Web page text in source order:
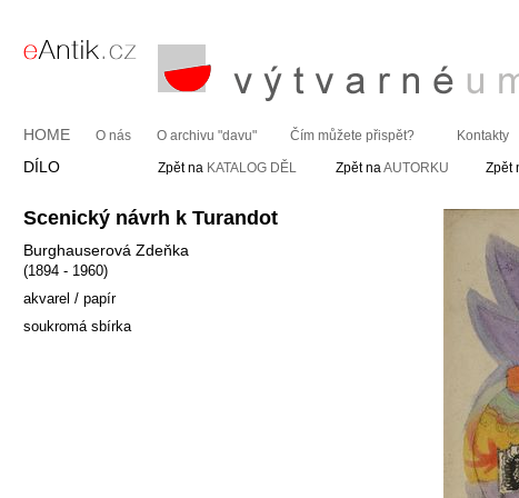
HOME O nás O archivu "davu" Čím můžete přispět? Kontakty
DÍLO Zpět na KATALOG DĚL Zpět naAUTORKU Zpět
Scenický návrh k Turandot
Burghauserová Zdeňka
(1894 - 1960)
akvarel / papír
soukromá sbírka